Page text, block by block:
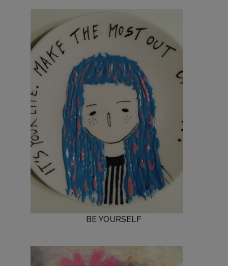
BE YOURSELF